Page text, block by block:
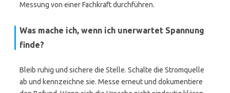
Messung von einer Fachkraft durchführen.
Was mache ich, wenn ich unerwartet Spannung
finde?
Bleib ruhig und sichere die Stelle. Schalte die Stromquelle
ab und kennzeichne sie. Messe erneut und dokumentiere